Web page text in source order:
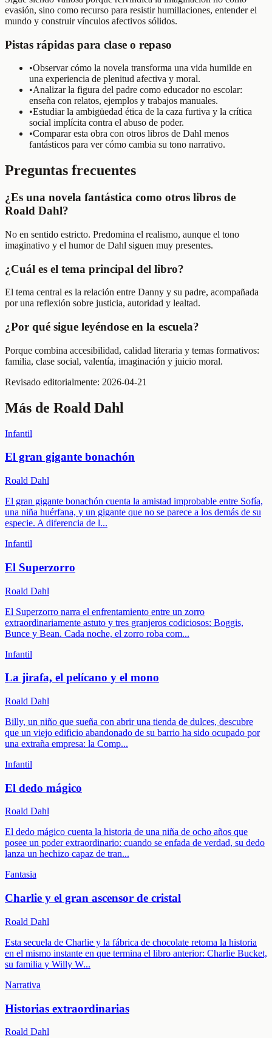
evasión, sino como recurso para resistir humillaciones, entender el
mundo y construir vínculos afectivos sólidos.
Pistas rápidas para clase o repaso
•Observar cómo la novela transforma una vida humilde en
una experiencia de plenitud afectiva y moral.
•Analizar la figura del padre como educador no escolar:
enseña con relatos, ejemplos y trabajos manuales.
•Estudiar la ambigüedad ética de la caza furtiva y la crítica
social implícita contra el abuso de poder.
•Comparar esta obra con otros libros de Dahl menos
fantásticos para ver cómo cambia su tono narrativo.
Preguntas frecuentes
¿Es una novela fantástica como otros libros de
Roald Dahl?
No en sentido estricto. Predomina el realismo, aunque el tono
imaginativo y el humor de Dahl siguen muy presentes.
¿Cuál es el tema principal del libro?
El tema central es la relación entre Danny y su padre, acompañada
por una reflexión sobre justicia, autoridad y lealtad.
¿Por qué sigue leyéndose en la escuela?
Porque combina accesibilidad, calidad literaria y temas formativos:
familia, clase social, valentía, imaginación y juicio moral.
Revisado editorialmente: 2026-04-21
Más de Roald Dahl
Infantil
El gran gigante bonachón
Roald Dahl
El gran gigante bonachón cuenta la amistad improbable entre Sofía,
una niña huérfana, y un gigante que no se parece a los demás de su
especie. A diferencia de l...
Infantil
El Superzorro
Roald Dahl
El Superzorro narra el enfrentamiento entre un zorro
extraordinariamente astuto y tres granjeros codiciosos: Boggis,
Bunce y Bean. Cada noche, el zorro roba com...
Infantil
La jirafa, el pelícano y el mono
Roald Dahl
Billy, un niño que sueña con abrir una tienda de dulces, descubre
que un viejo edificio abandonado de su barrio ha sido ocupado por
una extraña empresa: la Comp...
Infantil
El dedo mágico
Roald Dahl
El dedo mágico cuenta la historia de una niña de ocho años que
posee un poder extraordinario: cuando se enfada de verdad, su dedo
lanza un hechizo capaz de tran...
Fantasia
Charlie y el gran ascensor de cristal
Roald Dahl
Esta secuela de Charlie y la fábrica de chocolate retoma la historia
en el mismo instante en que termina el libro anterior: Charlie Bucket,
su familia y Willy W...
Narrativa
Historias extraordinarias
Roald Dahl